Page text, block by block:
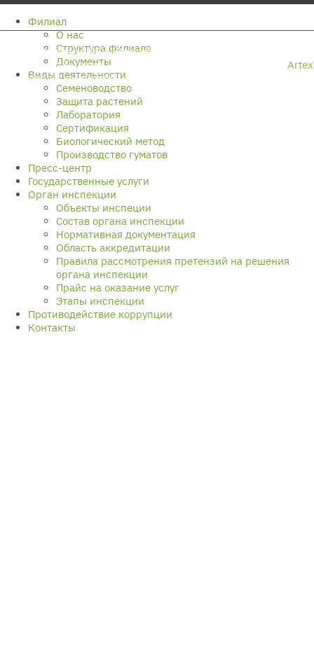
© 2026 Филиал ФГБУ «Российский
сельскохозяйственный центр» по
Ставропольскому краю
Artex
Филиал
О нас
Структура филиала
Документы
Виды деятельности
Семеноводство
Защита растений
Лаборатория
Сертификация
Биологический метод
Производство гуматов
Пресс-центр
Государственные услуги
Орган инспекции
Объекты инспеции
Состав органа инспекции
Нормативная документация
Область аккредитации
Правила рассмотрения претензий на решения
органа инспекции
Прайс на оказание услуг
Этапы инспекции
Противодействие коррупции
Контакты